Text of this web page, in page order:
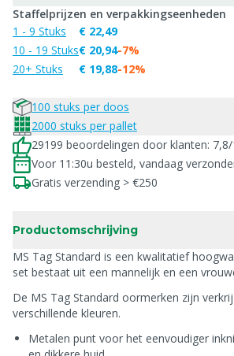
Staffelprijzen en verpakkingseenheden
1 - 9 Stuks
10 - 19 Stuks
20+ Stuks
€ 22,49
€ 20,94
€ 19,88
-7%
-12%
100 stuks per doos
2000 stuks per pallet
29199 beoordelingen door klanten:
Voor 11:30u besteld, vandaag
Gratis verzending > €250
Productomschrijving
MS Tag Standard is een kwalitatief
set bestaat uit een mannelijk en een
De MS Tag Standard oormerken zijn
verschillende kleuren.
Metalen punt voor het eenvoudiger